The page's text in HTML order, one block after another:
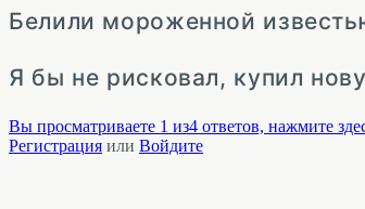
Белили мороженной
Я бы не рисковал, купил
Вы просматриваете 1 из4 ответов, нажмите
Регистрация или Войдите